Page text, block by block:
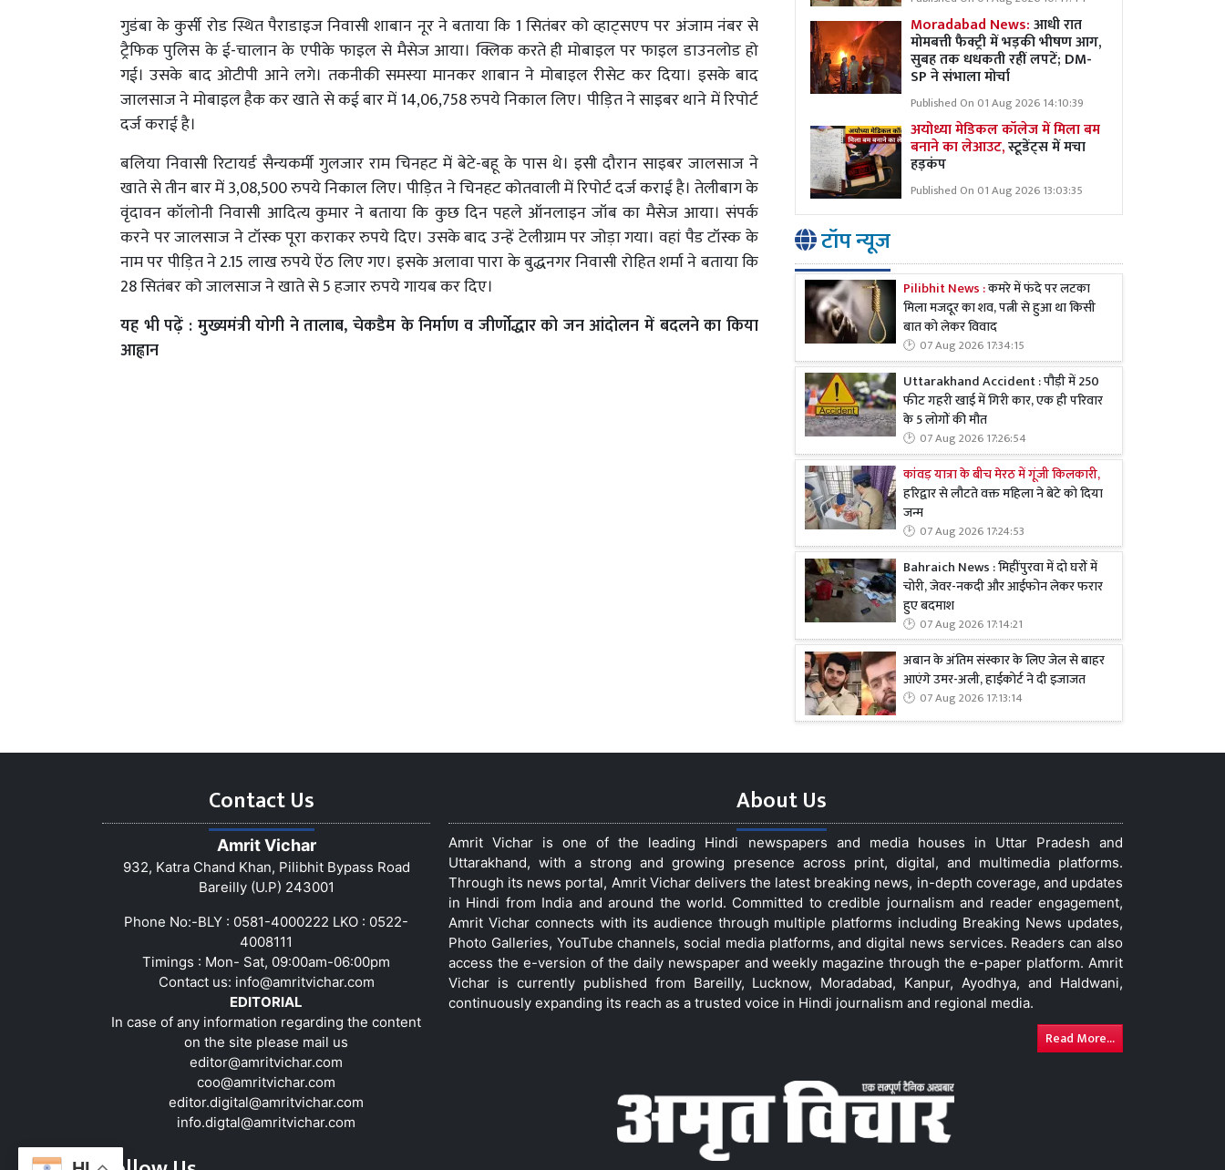
गुडंबा के कुर्सी रोड स्थित पैराडाइज निवासी शाबान नूर ने बताया कि 1 सितंबर को व्हाट्सएप पर अंजाम नंबर से
ट्रैफिक पुलिस के ई-चालान के एपीके फाइल से मैसेज आया। क्लिक करते ही मोबाइल पर फाइल डाउनलोड हो
गई। उसके बाद ओटीपी आने लगे। तकनीकी समस्या मानकर शाबान ने मोबाइल रीसेट कर दिया। इसके बाद
जालसाज ने मोबाइल हैक कर खाते से कई बार में 14,06,758 रुपये निकाल लिए। पीड़ित ने साइबर थाने में रिपोर्ट
दर्ज कराई है।
बलिया निवासी रिटायर्ड सैन्यकर्मी गुलजार राम चिनहट में बेटे-बहू के पास थे। इसी दौरान साइबर जालसाज ने
खाते से तीन बार में 3,08,500 रुपये निकाल लिए। पीड़ित ने चिनहट कोतवाली में रिपोर्ट दर्ज कराई है। तेलीबाग के
वृंदावन कॉलोनी निवासी आदित्य कुमार ने बताया कि कुछ दिन पहले ऑनलाइन जॉब का मैसेज आया। संपर्क
करने पर जालसाज ने टॉस्क पूरा कराकर रुपये दिए। उसके बाद उन्हें टेलीग्राम पर जोड़ा गया। वहां पैड टॉस्क के
नाम पर पीड़ित ने 2.15 लाख रुपये ऐंठ लिए गए। इसके अलावा पारा के बुद्धनगर निवासी रोहित शर्मा ने बताया कि
28 सितंबर को जालसाज ने खाते से 5 हजार रुपये गायब कर दिए।
यह भी पढ़ें : मुख्यमंत्री योगी ने तालाब, चेकडैम के निर्माण व जीर्णोद्धार को जन आंदोलन में बदलने का किया
आह्वान
Moradabad News:आधी रात
मोमबत्ती फैक्ट्री में भड़की भीषण आग,
सुबह तक धधकती रहीं लपटें; DM-
SP ने संभाला मोर्चा
Published On 01 Aug 2026 14:10:39
अयोध्या मेडिकल कॉलेज में मिला बम
बनाने का लेआउट,स्टूडेंट्स में मचा
हड़कंप
Published On 01 Aug 2026 13:03:35
टॉप न्यूज
Pilibhit News :कमरे में फंदे पर लटका
मिला मजदूर का शव, पत्नी से हुआ था किसी
बात को लेकर विवाद
07 Aug 2026 17:34:15
Uttarakhand Accident : पौड़ी में 250
फीट गहरी खाई में गिरी कार, एक ही परिवार
के 5 लोगों की मौत
07 Aug 2026 17:26:54
कांवड़ यात्रा के बीच मेरठ में गूंजी किलकारी,
हरिद्वार से लौटते वक्त महिला ने बेटे को दिया
जन्म
07 Aug 2026 17:24:53
Bahraich News : मिहींपुरवा में दो घरों में
चोरी, जेवर-नकदी और आईफोन लेकर फरार
हुए बदमाश
07 Aug 2026 17:14:21
अबान के अंतिम संस्कार के लिए जेल से बाहर
आएंगे उमर-अली, हाईकोर्ट ने दी इजाजत
07 Aug 2026 17:13:14
Contact Us
Amrit Vichar
932, Katra Chand Khan, Pilibhit Bypass Road
Bareilly (U.P) 243001
Phone No:-BLY : 0581-4000222 LKO : 0522-
4008111
Timings : Mon- Sat, 09:00am-06:00pm
Contact us: info@amritvichar.com
EDITORIAL
In case of any information regarding the content
on the site please mail us
editor@amritvichar.com
coo@amritvichar.com
editor.digital@amritvichar.com
info.digtal@amritvichar.com
About Us
Amrit Vichar is one of the leading Hindi newspapers and media houses in Uttar Pradesh and
Uttarakhand, with a strong and growing presence across print, digital, and multimedia platforms.
Through its news portal, Amrit Vichar delivers the latest breaking news, in-depth coverage, and updates
in Hindi from India and around the world. Committed to credible journalism and reader engagement,
Amrit Vichar connects with its audience through multiple platforms including Breaking News updates,
Photo Galleries, YouTube channels, social media platforms, and digital news services. Readers can also
access the e-version of the daily newspaper and weekly magazine through the e-paper platform. Amrit
Vichar is currently published from Bareilly, Lucknow, Moradabad, Kanpur, Ayodhya, and Haldwani,
continuously expanding its reach as a trusted voice in Hindi journalism and regional media.
Read More...